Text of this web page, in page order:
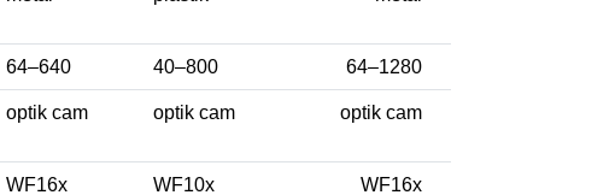
64–640 40–800 64–1280
optik cam optik cam optik cam
WF16x WF10x WF16x